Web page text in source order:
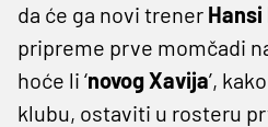
da će ga novi trener
pripreme prve momčadi
hoće li ‘novogXavija’, kako
klubu, ostaviti u rosteru